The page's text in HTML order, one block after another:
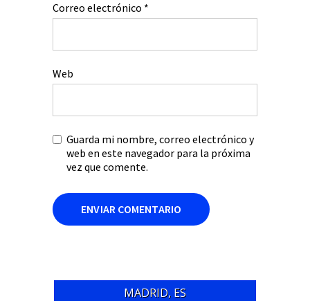
Correo electrónico *
Web
Guarda mi nombre, correo electrónico y
web en este navegador para la próxima
vez que comente.
MADRID, ES